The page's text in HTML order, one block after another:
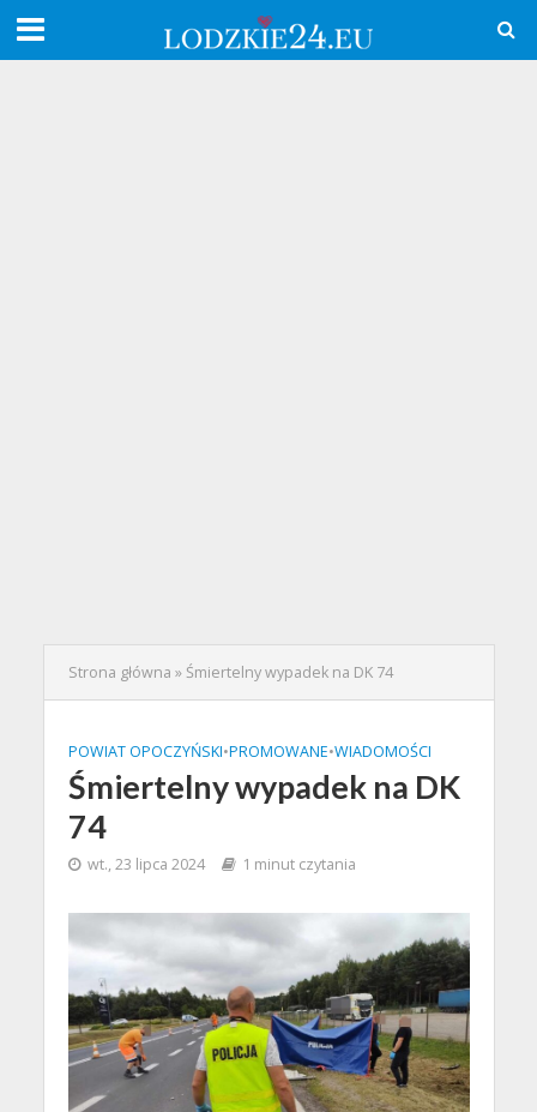
Strona główna »Śmiertelny wypadek na DK 74
POWIAT OPOCZYŃSKI•PROMOWANE•WIADOMOŚCI
Śmiertelny wypadek na DK
74
wt., 23 lipca 2024 1 minut czytania